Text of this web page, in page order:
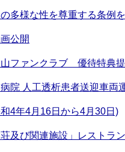
多様な性を尊重する条例
公開
ファンクラブ 優待特典
院 人工透析患者送迎車両
4年4月16日から4月30日)
及び関連施設」レストラ